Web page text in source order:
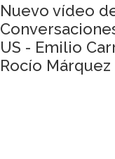
Nuevo vídeo
US - Emilio
Rocío Márquez